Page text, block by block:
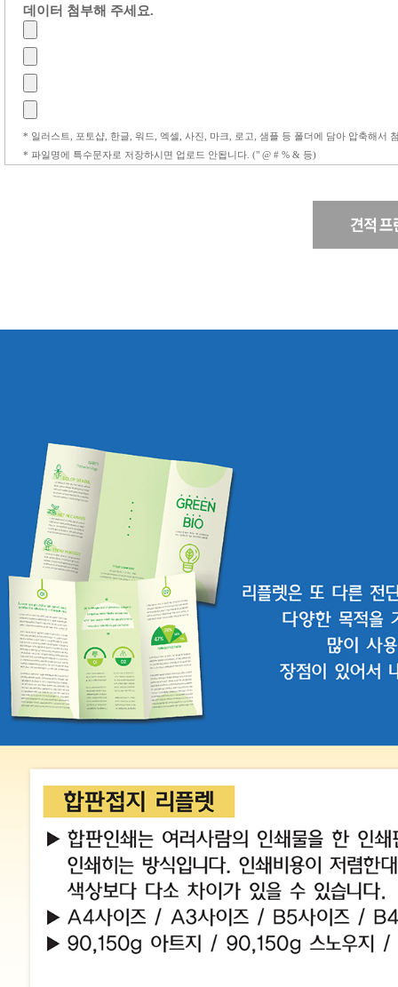
데이터 첨부해 주세요.
* 일러스트, 포토샵, 한글, 워드, 엑셀, 사진, 마크, 로고, 샘플 등 폴더에 담아 압축해서
* 파일명에 특수문자로 저장하시면 업로드 안됩니다. (" @ # % & 등)